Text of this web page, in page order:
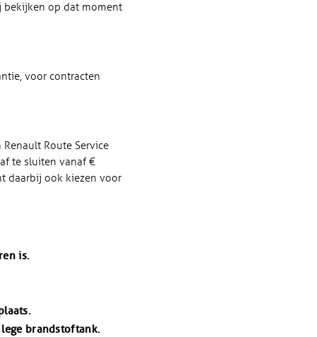
bekijken op dat moment
voor contracten
Route Service
te sluiten vanaf €
daarbij ook kiezen voor
is.
brandstoftank.